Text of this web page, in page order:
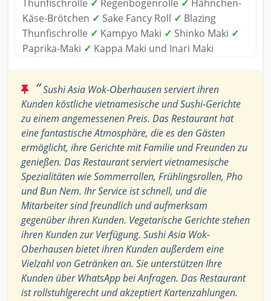
Thunfischrolle ✓ Regenbogenrolle ✓ Hähnchen-
Käse-Brötchen ✓ Sake Fancy Roll ✓ Blazing
Thunfischrolle ✓ Kampyo Maki ✓ Shinko Maki ✓
Paprika-Maki ✓ Kappa Maki und Inari Maki
“Sushi Asia Wok-Oberhausen serviert ihren
Kunden köstliche vietnamesische und Sushi-Gerichte
zu einem angemessenen Preis. Das Restaurant hat
eine fantastische Atmosphäre, die es den Gästen
ermöglicht, ihre Gerichte mit Familie und Freunden zu
genießen. Das Restaurant serviert vietnamesische
Spezialitäten wie Sommerrollen, Frühlingsrollen, Pho
und Bun Nem. Ihr Service ist schnell, und die
Mitarbeiter sind freundlich und aufmerksam
gegenüber ihren Kunden. Vegetarische Gerichte stehen
ihren Kunden zur Verfügung. Sushi Asia Wok-
Oberhausen bietet ihren Kunden außerdem eine
Vielzahl von Getränken an. Sie unterstützen Ihre
Kunden über WhatsApp bei Anfragen. Das Restaurant
ist rollstuhlgerecht und akzeptiert Kartenzahlungen.